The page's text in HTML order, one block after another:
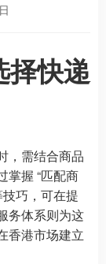
择快递
，需结合商品
掌握 “匹配商
巧，可在提
务体系则为这
香港市场建立